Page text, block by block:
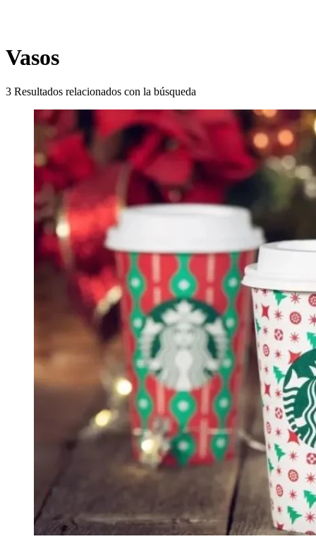
Vasos
3 Resultados relacionados con la búsqueda